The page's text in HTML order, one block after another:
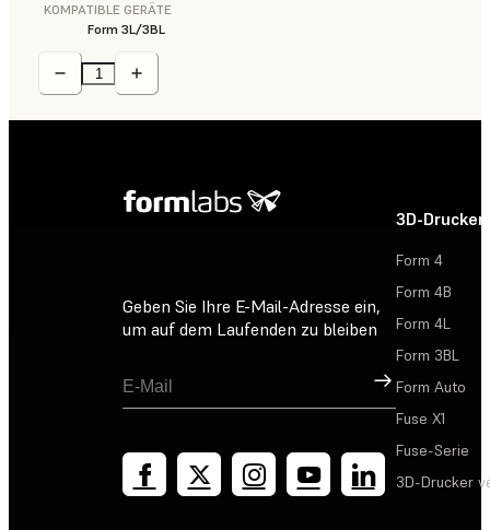
KOMPATIBLE GERÄTE
Form 3L/3BL
Geben Sie Ihre E-Mail-Adresse ein,
um auf dem Laufenden zu bleiben
Registrieren
3D-Drucker
Form 4
Form 4B
Form 4L
Form 3BL
Form Auto
Fuse X1
Fuse-Serie
3D-Drucker